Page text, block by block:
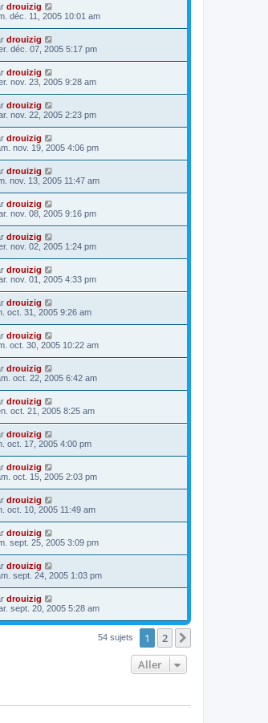
drouizig
déc. 11, 2005 10:01 am
drouizig
déc. 07, 2005 5:17 pm
drouizig
nov. 23, 2005 9:28 am
drouizig
nov. 22, 2005 2:23 pm
drouizig
nov. 19, 2005 4:06 pm
drouizig
nov. 13, 2005 11:47 am
drouizig
nov. 08, 2005 9:16 pm
drouizig
nov. 02, 2005 1:24 pm
drouizig
nov. 01, 2005 4:33 pm
drouizig
oct. 31, 2005 9:26 am
drouizig
oct. 30, 2005 10:22 am
drouizig
oct. 22, 2005 6:42 am
drouizig
oct. 21, 2005 8:25 am
drouizig
oct. 17, 2005 4:00 pm
drouizig
oct. 15, 2005 2:03 pm
drouizig
oct. 10, 2005 11:49 am
drouizig
sept. 25, 2005 3:09 pm
drouizig
sept. 24, 2005 1:03 pm
drouizig
sept. 20, 2005 5:28 am
54 sujets 1 2
Aller